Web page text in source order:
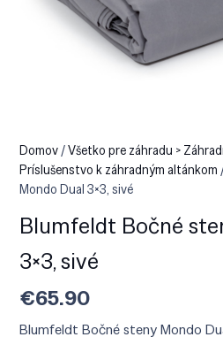
Domov/Všetko pre záhradu >
Príslušenstvo k záhradným altánkom
Mondo Dual 3×3, sivé
Blumfeldt Bočné
3×3, sivé
€65.90
Blumfeldt Bočné steny Mondo